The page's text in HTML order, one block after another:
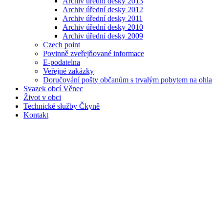
Archiv úřední desky 2012
Archiv úřední desky 2011
Archiv úřední desky 2010
Archiv úřední desky 2009
Czech point
Povinně zveřejňované informace
E-podatelna
Veřejné zakázky
Doručování pošty občanům s trvalým pobytem na ohla
Svazek obcí Věnec
Život v obci
Technické služby Čkyně
Kontakt